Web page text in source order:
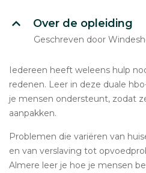
Over de opleiding
Geschreven door
Iedereen heeft weleens hulp
redenen. Leer in deze duale
je mensen ondersteunt, zodat
aanpakken.
Problemen die variëren van
en van verslaving tot
Almere leer je hoe je mensen